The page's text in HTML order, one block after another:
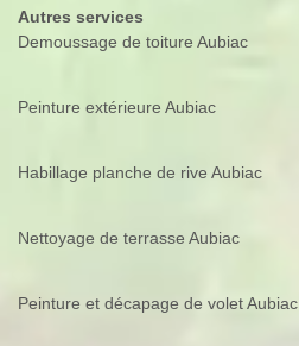
Autres services
Demoussage de toiture Aubiac
Peinture extérieure Aubiac
Habillage planche de rive Aubiac
Nettoyage de terrasse Aubiac
Peinture et décapage de volet Aubiac